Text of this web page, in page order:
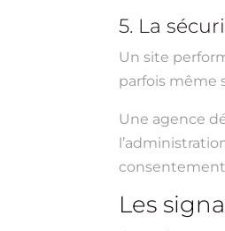
5. La
Un site
parfois même
Une agence
Les